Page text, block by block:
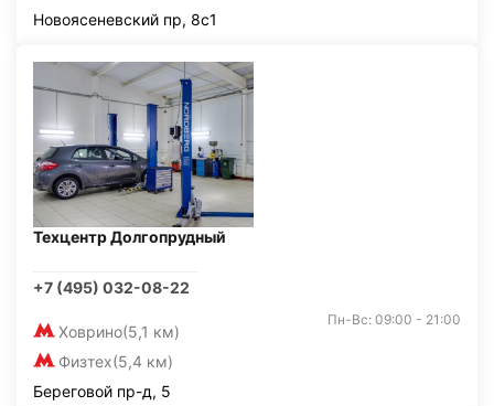
Новоясеневский пр, 8с1
Техцентр Долгопрудный
+7 (495) 032-08-22
Ховрино(5,1 км)
Физтех(5,4 км)
Пн-Вс: 09:00 - 21:00
Береговой пр-д, 5